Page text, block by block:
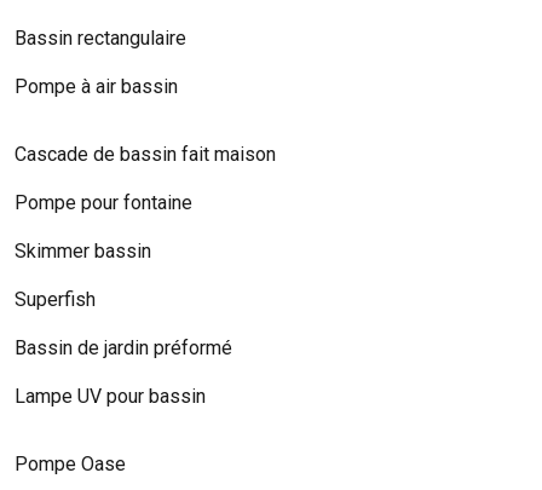
Bassin rectangulaire
Pompe à air bassin
Cascade de bassin fait maison
Pompe pour fontaine
Skimmer bassin
Superfish
Bassin de jardin préformé
Lampe UV pour bassin
Pompe Oase